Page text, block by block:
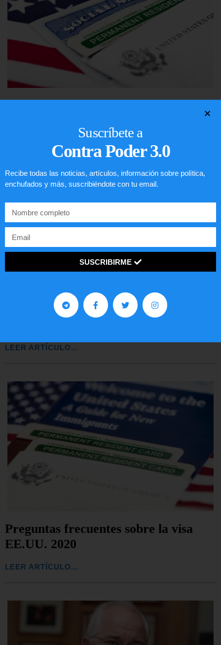
Comunistas no son bienvenidos en
LEER ARTÍCULO...
Preguntas frecuentes sobre la visa
EE.UU. 2020
LEER ARTÍCULO...
Suscríbete a
Contra Poder 3.0
Recibe todas las noticias, artículos, información sobre política,
enchufados y más, suscribiéndote con tu email.
SUSCRIBIRME